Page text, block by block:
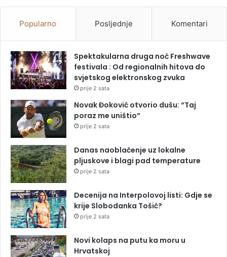
Popularno Posljednje Komentari
Spektakularna druga noć Freshwave
festivala : Od regionalnih hitova do
svjetskog elektronskog zvuka
prije 2 sata
Novak Đoković otvorio dušu: “Taj
poraz me uništio”
prije 2 sata
Danas naoblačenje uz lokalne
pljuskove i blagi pad temperature
prije 2 sata
Decenija na Interpolovoj listi: Gdje se
krije Slobodanka Tošić?
prije 2 sata
Novi kolaps na putu ka moru u
Hrvatskoj